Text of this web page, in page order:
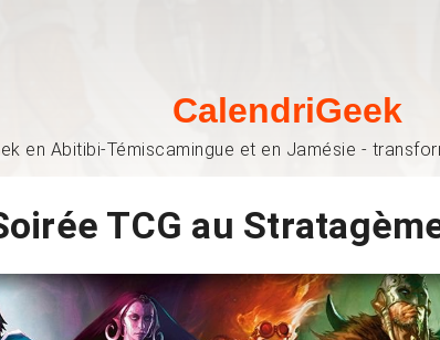
CalendriGeek
en Abitibi-Témiscamingue et en Jamésie -
TCG au